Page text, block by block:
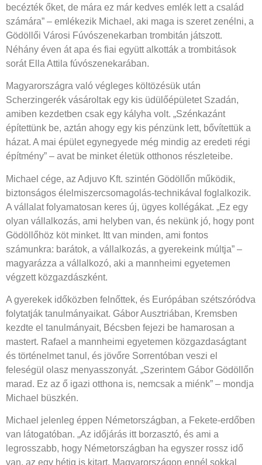
becézték őket, de mára ez már kedves emlék lett a család
számára” – emlékezik Michael, aki maga is szeret zenélni, a
Gödöllői Városi Fúvószenekarban trombitán játszott.
Néhány éven át apa és fiai együtt alkották a trombitások
sorát Ella Attila fúvószenekarában.
Magyarországra való végleges költözésük után
Scherzingerék vásároltak egy kis üdülőépületet Szadán,
amiben kezdetben csak egy kályha volt. „Szénkazánt
építettünk be, aztán ahogy egy kis pénzünk lett, bővítettük a
házat. A mai épület egynegyede még mindig az eredeti régi
építmény” – avat be minket életük otthonos részleteibe.
Michael cége, az Adjuvo Kft. szintén Gödöllőn működik,
biztonságos élelmiszercsomagolás-technikával foglalkozik.
A vállalat folyamatosan keres új, ügyes kollégákat. „Ez egy
olyan vállalkozás, ami helyben van, és nekünk jó, hogy pont
Gödöllőhöz köt minket. Itt van minden, ami fontos
számunkra: barátok, a vállalkozás, a gyerekeink múltja” –
magyarázza a vállalkozó, aki a mannheimi egyetemen
végzett közgazdászként.
A gyerekek időközben felnőttek, és Európában szétszóródva
folytatják tanulmányai­kat. Gábor Ausztriában, Kremsben
kezdte el tanulmányait, Bécsben fejezi be hamarosan a
mastert. Rafael a mannheimi egyetemen közgazdaságtant
és történelmet tanul, és jövőre Sorrentóban veszi el
feleségül olasz menyasszonyát. „Szerintem Gábor Gödöllőn
marad. Ez az ő igazi otthona is, nemcsak a miénk” – mondja
Michael büszkén.
Michael jelenleg éppen Németországban, a Fekete-erdőben
van látogatóban. „Az időjárás itt borzasztó, és ami a
legrosszabb, hogy Németországban ha egyszer rossz idő
van, az egy hétig is kitart. Magyarországon ennél sokkal